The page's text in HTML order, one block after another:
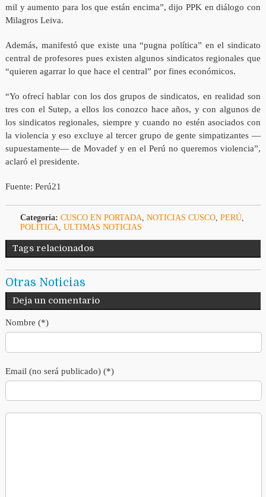
mil y aumento para los que están encima”, dijo PPK en diálogo con
Milagros Leiva.
Además, manifestó que existe una “pugna política” en el sindicato
central de profesores pues existen algunos sindicatos regionales que
“quieren agarrar lo que hace el central” por fines económicos.
“Yo ofrecí hablar con los dos grupos de sindicatos, en realidad son
tres con el Sutep, a ellos los conozco hace años, y con algunos de
los sindicatos regionales, siempre y cuando no estén asociados con
la violencia y eso excluye al tercer grupo de gente simpatizantes —
supuestamente— de Movadef y en el Perú no queremos violencia”,
aclaró el presidente.
Fuente: Perú21
Categoría: CUSCO EN PORTADA, NOTICIAS CUSCO, PERÚ,
POLÍTICA, ULTIMAS NOTICIAS
Tags relacionados
Otras Noticias
Deja un comentario
Nombre (*)
Email (no será publicado) (*)